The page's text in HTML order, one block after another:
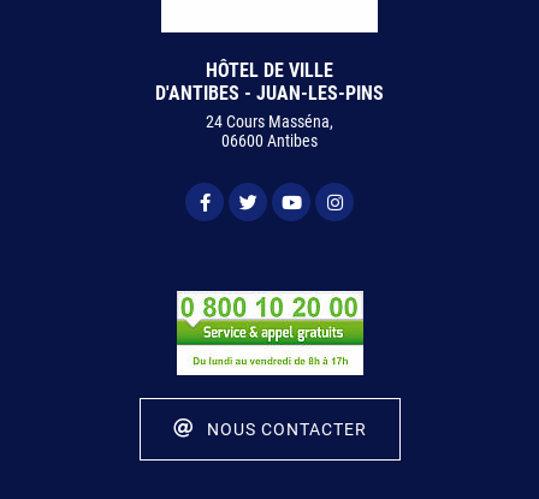
HÔTEL DE VILLE
D'ANTIBES - JUAN-LES-PINS
24 Cours Masséna,
06600 Antibes
NOUS CONTACTER